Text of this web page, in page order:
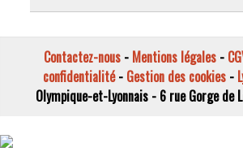
Contactez-nous - Mentions légales -
confidentialité- Gestion des cookies-
Olympique-et-Lyonnais - 6 rue Gorge de